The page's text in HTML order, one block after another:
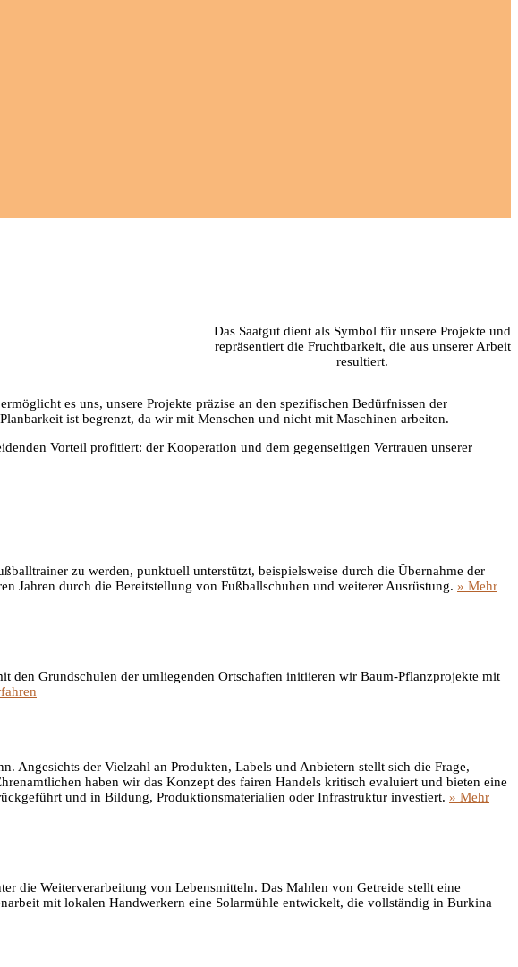
Das Saatgut dient als Symbol für unsere Projekte und
repräsentiert die Fruchtbarkeit, die aus unserer Arbeit
resultiert.
es uns, unsere Projekte präzise an den spezifischen Bedürfnissen der
ist begrenzt, da wir mit Menschen und nicht mit Maschinen arbeiten.
Vorteil profitiert: der Kooperation und dem gegenseitigen Vertrauen unserer
zu werden, punktuell unterstützt, beispielsweise durch die Übernahme der
Jahren durch die Bereitstellung von Fußballschuhen und weiterer Ausrüstung. » Mehr
den Grundschulen der umliegenden Ortschaften initiieren wir Baum-Pflanzprojekte mit
Angesichts der Vielzahl an Produkten, Labels und Anbietern stellt sich die Frage,
haben wir das Konzept des fairen Handels kritisch evaluiert und bieten eine
und in Bildung, Produktionsmaterialien oder Infrastruktur investiert. » Mehr
die Weiterverarbeitung von Lebensmitteln. Das Mahlen von Getreide stellt eine
mit lokalen Handwerkern eine Solarmühle entwickelt, die vollständig in Burkina